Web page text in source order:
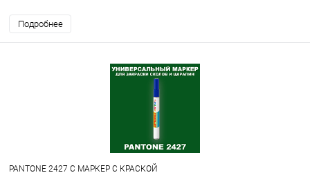
Подробнее
PANTONE 2427 C МАРКЕР С КРАСКОЙ